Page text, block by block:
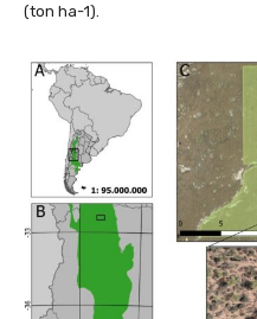
(ton ha-1).